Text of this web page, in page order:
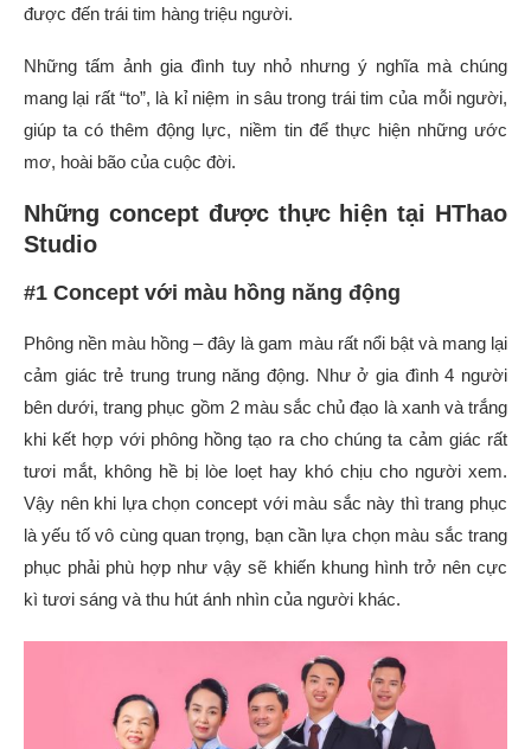
được đến trái tim hàng triệu người.
Những tấm ảnh gia đình tuy nhỏ nhưng ý nghĩa mà chúng
mang lại rất “to”, là kỉ niệm in sâu trong trái tim của mỗi người,
giúp ta có thêm động lực, niềm tin để thực hiện những ước
mơ, hoài bão của cuộc đời.
Những concept được thực hiện tại HThao
Studio
#1 Concept với màu hồng năng động
Phông nền màu hồng – đây là gam màu rất nổi bật và mang lại
cảm giác trẻ trung trung năng động. Như ở gia đình 4 người
bên dưới, trang phục gồm 2 màu sắc chủ đạo là xanh và trắng
khi kết hợp với phông hồng tạo ra cho chúng ta cảm giác rất
tươi mắt, không hề bị lòe loẹt hay khó chịu cho người xem.
Vậy nên khi lựa chọn concept với màu sắc này thì trang phục
là yếu tố vô cùng quan trọng, bạn cần lựa chọn màu sắc trang
phục phải phù hợp như vậy sẽ khiến khung hình trở nên cực
kì tươi sáng và thu hút ánh nhìn của người khác.